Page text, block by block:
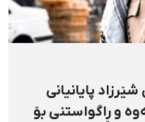
پایانیانی
و ڕاگواستنی بۆ